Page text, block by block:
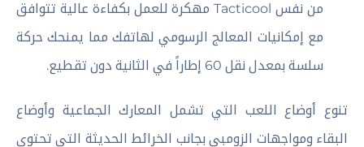
من نفس Tacticool مهكرة للعمل بكفاءة عالية تتوافق
مع إمكانيات المعالج الرسومي لهاتفك مما يمنحك حركة
سلسة بمعدل نقل 60 إطاراً في الثانية دون تقطيع.
تنوع أوضاع اللعب التي تشمل المعارك الجماعية وأوضاع
البقاء ومواجهات الزومبي بجانب الخرائط الحديثة التي تحتوي